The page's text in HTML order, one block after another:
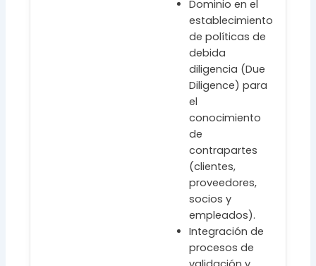
Dominio en el
establecimiento
de políticas de
debida
diligencia (Due
Diligence) para
el
conocimiento
de
contrapartes
(clientes,
proveedores,
socios y
empleados).
Integración de
procesos de